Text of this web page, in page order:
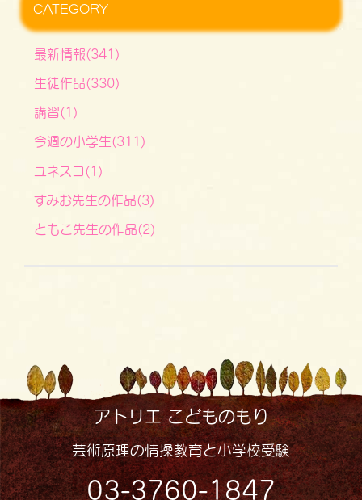
CATEGORY
最新情報(341)
生徒作品(330)
講習(1)
今週の小学生(311)
ユネスコ(1)
すみお先生の作品(3)
ともこ先生の作品(2)
アトリエ こどものもり
芸術原理の情操教育と小学校受験
03-3760-1847